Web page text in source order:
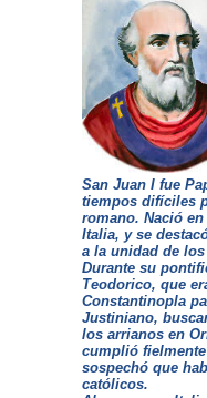
San Juan I fue
tiempos difíciles
romano. Nació
Italia, y se
a la unidad de
Durante su
Teodorico, que
Constantinopla
Justiniano,
los arrianos en
cumplió
sospechó que
católicos.